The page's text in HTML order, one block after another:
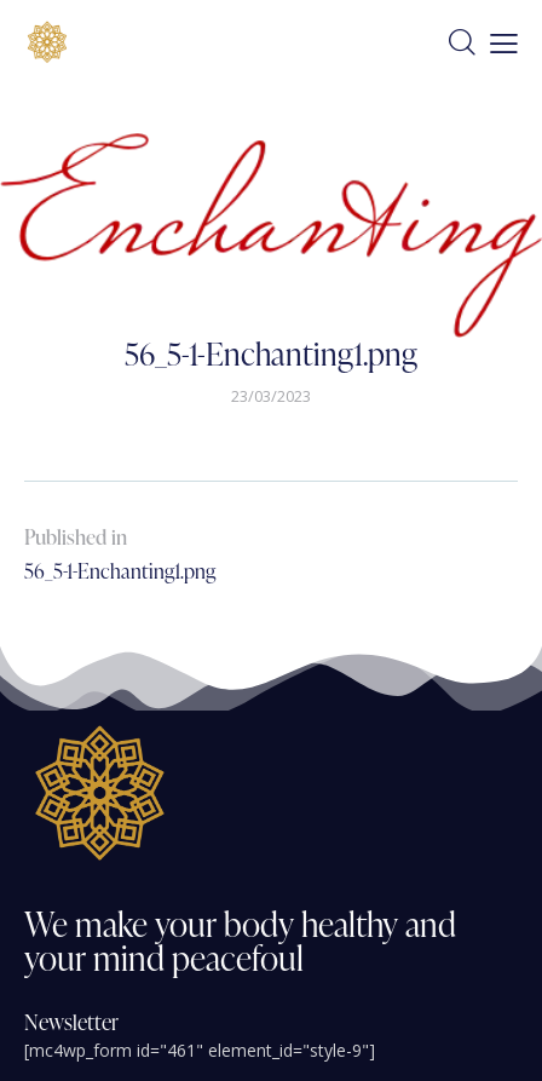
56_5-1-Enchanting1.png
23/03/2023
Published in
56_5-1-Enchanting1.png
Wemakeyourbodyhealthyand
yourmindpeacefoul
Newsletter
[mc4wp_form id="461" element_id="style-9"]